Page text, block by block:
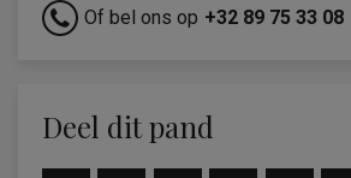
Of bel ons op +32 89 75 33 08
Deel dit pand